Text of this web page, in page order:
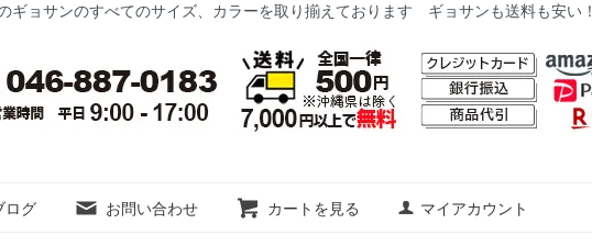
ョサンのすべてのサイズ、カラーを取り揃えております ギョサンも送料も安い！
ログ お問い合わせ カートを見る マイアカウント